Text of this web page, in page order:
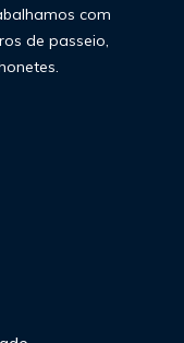
com
de passeio,